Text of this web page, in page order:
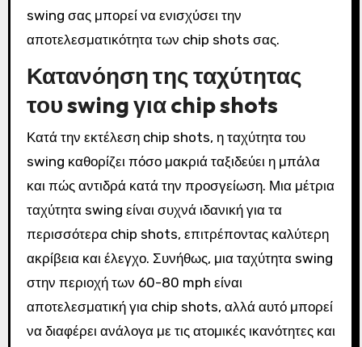
swing σας μπορεί να ενισχύσει την
αποτελεσματικότητα των chip shots σας.
Κατανόηση της ταχύτητας
του swing για chip shots
Κατά την εκτέλεση chip shots, η ταχύτητα του
swing καθορίζει πόσο μακριά ταξιδεύει η μπάλα
και πώς αντιδρά κατά την προσγείωση. Μια μέτρια
ταχύτητα swing είναι συχνά ιδανική για τα
περισσότερα chip shots, επιτρέποντας καλύτερη
ακρίβεια και έλεγχο. Συνήθως, μια ταχύτητα swing
στην περιοχή των 60-80 mph είναι
αποτελεσματική για chip shots, αλλά αυτό μπορεί
να διαφέρει ανάλογα με τις ατομικές ικανότητες και